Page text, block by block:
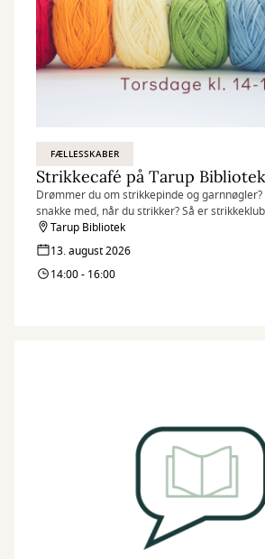
FÆLLESSKABER
Strikkecafé på Tarup Bibliotek
Drømmer du om strikkepinde og
snakke med, når du strikker? Så er
digTarup Bibliotek
13. august 2026
14:00 - 16:00